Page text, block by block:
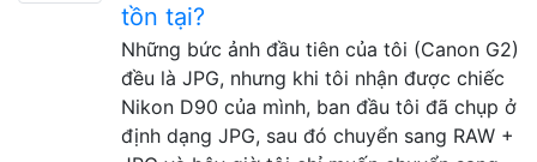
tồn tại?
Những bức ảnh đầu tiên của tôi (Canon G2)
đều là JPG, nhưng khi tôi nhận được chiếc
Nikon D90 của mình, ban đầu tôi đã chụp ở
định dạng JPG, sau đó chuyển sang RAW +